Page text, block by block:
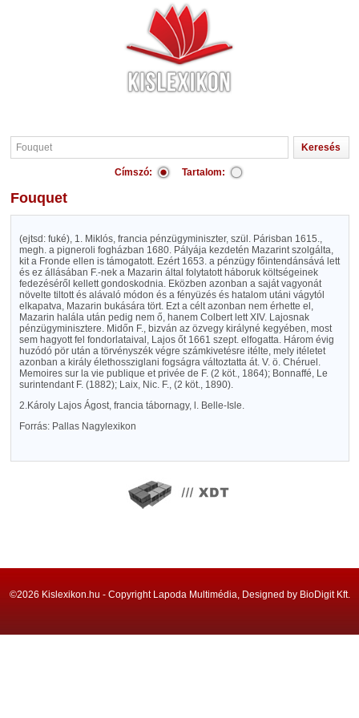
Címszó: Tartalom:
Fouquet
(ejtsd: fuké), 1. Miklós, francia pénzügyminiszter, szül. Párisban 1615.,
megh. a pigneroli fogházban 1680. Pályája kezdetén Mazarint szolgálta,
kit a Fronde ellen is támogatott. Ezért 1653. a pénzügy főintendánsává lett
és ez állásában F.-nek a Mazarin által folytatott háboruk költségeinek
fedezéséről kellett gondoskodnia. Eközben azonban a saját vagyonát
növelte tiltott és alávaló módon és a fényüzés és hatalom utáni vágytól
elkapatva, Mazarin bukására tört. Ezt a célt azonban nem érhette el,
Mazarin halála után pedig nem ő, hanem Colbert lett XIV. Lajosnak
pénzügyminisztere. Midőn F., bizván az özvegy királyné kegyében, most
sem hagyott fel fondorlataival, Lajos őt 1661 szept. elfogatta. Három évig
huzódó pör után a törvényszék végre számkivetésre itélte, mely itéletet
azonban a király élethossziglani fogságra változtatta át. V. ö. Chéruel.
Memoires sur la vie publique et privée de F. (2 köt., 1864); Bonnaffé, Le
surintendant F. (1882); Laix, Nic. F., (2 köt., 1890).
2.Károly Lajos Ágost, francia tábornagy, l. Belle-Isle.
Forrás: Pallas Nagylexikon
©2026 Kislexikon.hu - Copyright Lapoda Multimédia, Designed by BioDigit Kft.